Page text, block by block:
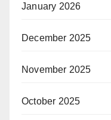
January 2026
December 2025
November 2025
October 2025